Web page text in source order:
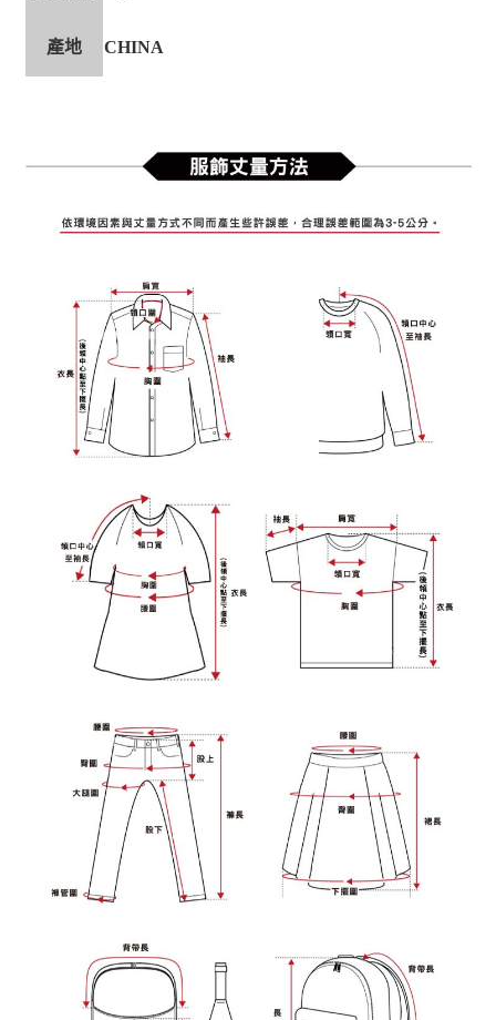
產地 CHINA